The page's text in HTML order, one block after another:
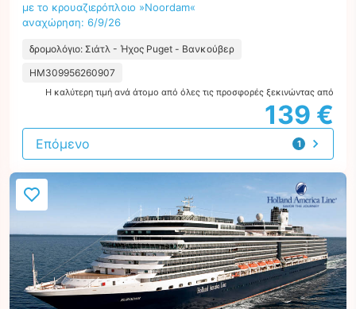
με το κρουαζιερόπλοιο »Noordam«
αναχώρηση: 6/9/26
δρομολόγιο: Σιάτλ - Ήχος Puget - Βανκούβερ
HM309956260907
Η καλύτερη τιμή ανά άτομο από όλες τις προσφορές ξεκινώντας από
139 €
1
προσφορά
Επόμενο